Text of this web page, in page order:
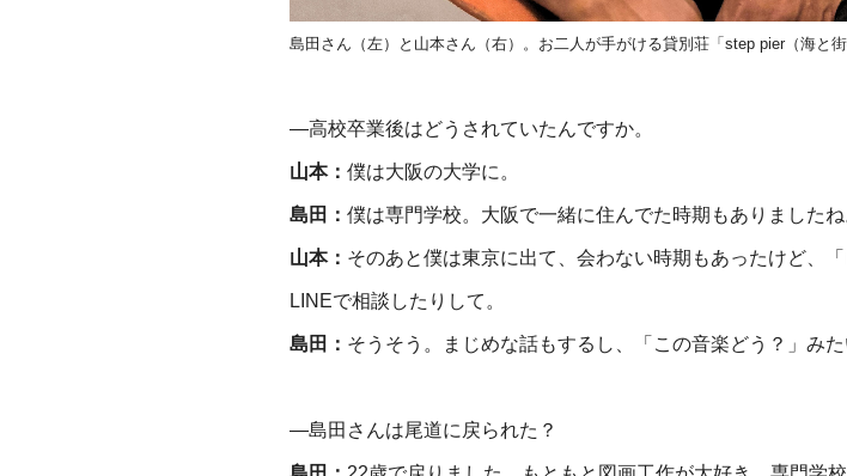
島田さん（左）と山本さん（右）。お二人が手がける貸別荘「step pier（海と
―高校卒業後はどうされていたんですか。
山本： 僕は大阪の大学に。
島田： 僕は専門学校。大阪で一緒に住んでた時期もありましたね
山本： そのあと僕は東京に出て、会わない時期もあったけど、
LINEで相談したりして。
島田： そうそう。まじめな話もするし、「この音楽どう？」み
―島田さんは尾道に戻られた？